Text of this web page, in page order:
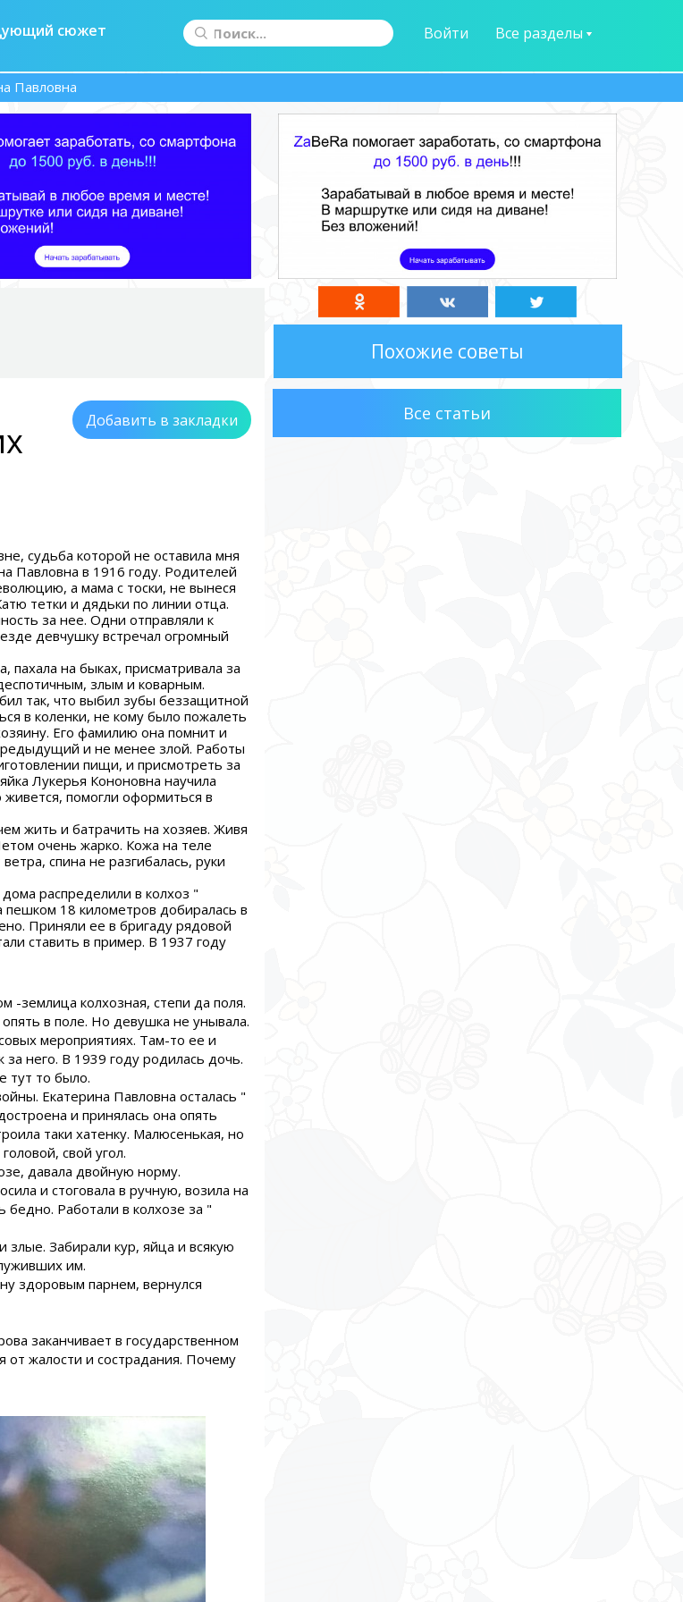
сюжет Войти Все разделы
Павловна
Добавить в закладки
судьба которой не оставила мня
Павловна в 1916 году. Родителей
а мама с тоски, не вынеся
тетки и дядьки по линии отца.
за нее. Одни отправляли к
девчушку встречал огромный
пахала на быках, присматривала за
злым и коварным.
так, что выбил зубы беззащитной
в коленки, не кому было пожалеть
Его фамилию она помнит и
и не менее злой. Работы
пищи, и присмотреть за
Лукерья Кононовна научила
помогли оформиться в
жить и батрачить на хозяев. Живя
очень жарко. Кожа на теле
спина не разгибалась, руки
распределили в колхоз "
18 километров добиралась в
Приняли ее в бригаду рядовой
ставить в пример. В 1937 году
землица колхозная, степи да поля.
в поле. Но девушка не унывала.
мероприятиях. Там-то ее и
него. В 1939 году родилась дочь.
тут то было.
Екатерина Павловна осталась "
и принялась она опять
таки хатенку. Малюсенькая, но
свой угол.
давала двойную норму.
и стоговала в ручную, возила на
бедно. Работали в колхозе за "
Забирали кур, яйца и всякую
им.
здоровым парнем, вернулся
заканчивает в государственном
жалости и сострадания. Почему
Похожие советы
Все статьи